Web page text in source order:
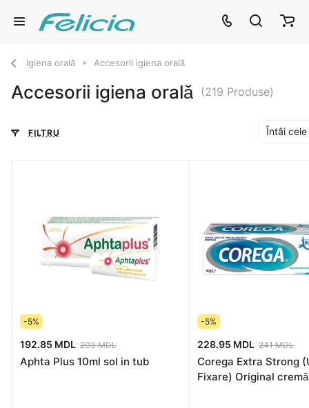
Igiena orală Accesorii igiena orală
Accesorii igiena orală (219 Produse)
FILTRU Întâi
-5%
192.85 MDL 203 MDL
Aphta Plus 10ml sol in tub
-5%
228.95 MDL 241 MDL
Corega Extra Strong
Fixare) Original